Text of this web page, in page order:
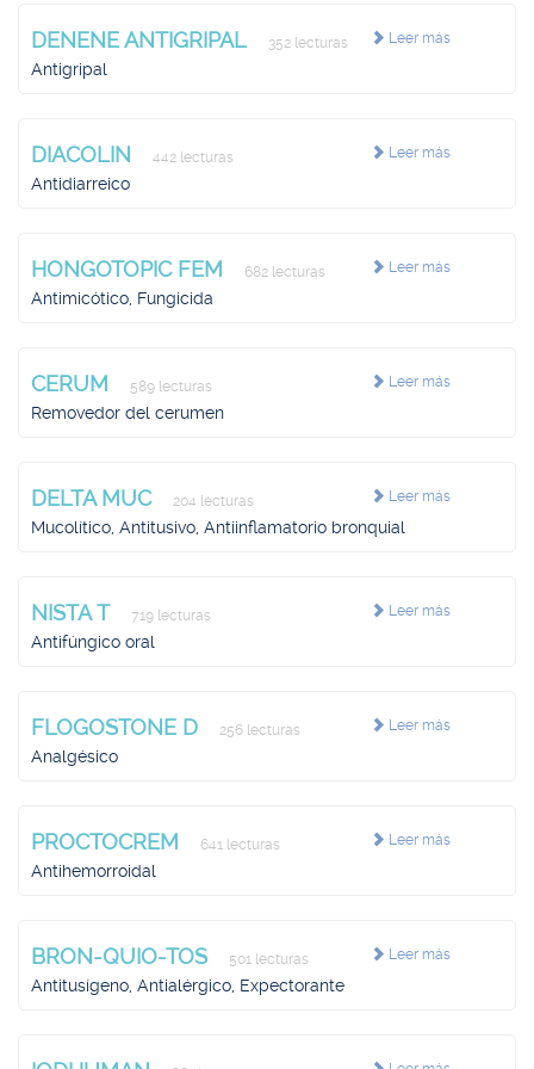
Leer más
DENENE ANTIGRIPAL 352 lecturas
Antigripal
Leer más
DIACOLIN 442 lecturas
Antidiarreico
Leer más
HONGOTOPIC FEM 682 lecturas
Antimicótico, Fungicida
Leer más
CERUM 589 lecturas
Removedor del cerumen
Leer más
DELTA MUC 204 lecturas
Mucolítico, Antitusivo, Antiinflamatorio bronquial
Leer más
NISTA T 719 lecturas
Antifúngico oral
Leer más
FLOGOSTONE D 256 lecturas
Analgésico
Leer más
PROCTOCREM 641 lecturas
Antihemorroidal
Leer más
BRON-QUIO-TOS 501 lecturas
Antitusígeno, Antialérgico, Expectorante